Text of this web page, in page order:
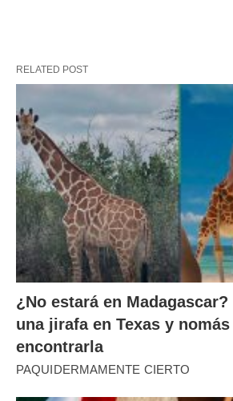
RELATED POST
¿No estará en
una jirafa en Texas y
encontrarla
PAQUIDERMAMENTE CIERTO